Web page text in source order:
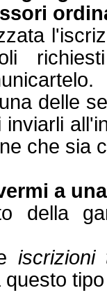
richiesti
delle
che sia
a
della
iscrizioni